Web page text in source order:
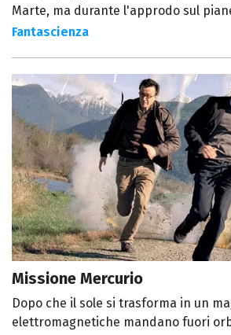
Marte, ma durante l'approdo sul
Fantascienza
Missione Mercurio
Dopo che il sole si trasforma in un
elettromagnetiche mandano fuori